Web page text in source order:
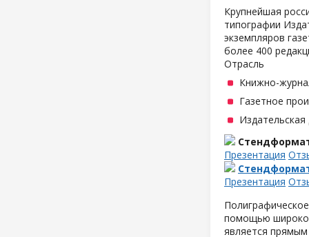
Крупнейшая
типографии
экземпляров
более 400
Отрасль
Книжно-
Газетное
Презентация
Презентация
помощью
является